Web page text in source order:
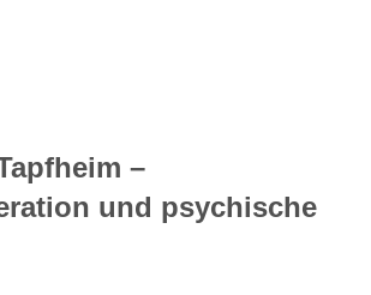
–
und psychische